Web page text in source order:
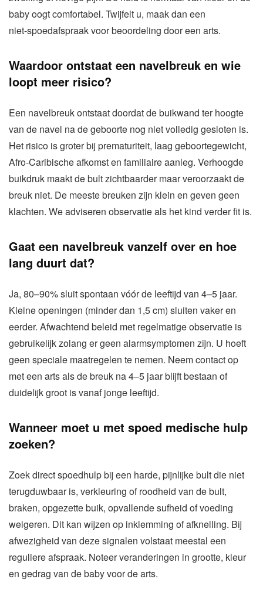
baby oogt comfortabel. Twijfelt u, maak dan een
niet‑spoedafspraak voor beoordeling door een arts.
Waardoor ontstaat een navelbreuk en wie
loopt meer risico?
Een navelbreuk ontstaat doordat de buikwand ter hoogte
van de navel na de geboorte nog niet volledig gesloten is.
Het risico is groter bij prematuriteit, laag geboortegewicht,
Afro‑Caribische afkomst en familiaire aanleg. Verhoogde
buikdruk maakt de bult zichtbaarder maar veroorzaakt de
breuk niet. De meeste breuken zijn klein en geven geen
klachten. We adviseren observatie als het kind verder fit is.
Gaat een navelbreuk vanzelf over en hoe
lang duurt dat?
Ja, 80–90% sluit spontaan vóór de leeftijd van 4–5 jaar.
Kleine openingen (minder dan 1,5 cm) sluiten vaker en
eerder. Afwachtend beleid met regelmatige observatie is
gebruikelijk zolang er geen alarmsymptomen zijn. U hoeft
geen speciale maatregelen te nemen. Neem contact op
met een arts als de breuk na 4–5 jaar blijft bestaan of
duidelijk groot is vanaf jonge leeftijd.
Wanneer moet u met spoed medische hulp
zoeken?
Zoek direct spoedhulp bij een harde, pijnlijke bult die niet
terugduwbaar is, verkleuring of roodheid van de bult,
braken, opgezette buik, opvallende sufheid of voeding
weigeren. Dit kan wijzen op inklemming of afknelling. Bij
afwezigheid van deze signalen volstaat meestal een
reguliere afspraak. Noteer veranderingen in grootte, kleur
en gedrag van de baby voor de arts.